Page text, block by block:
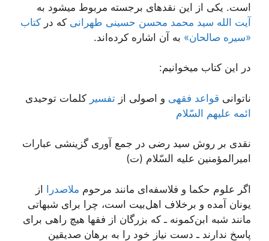
است. یکی از این نقدهای برجسته مربوط میشود به
آیت الله سید محمد محسن حسینی طهرانی که در کتاب
«سیره صالحان» به آن اشاره کرده‌اند.
در این کتاب میخوانیم:
ناتوانی قواعد فقهی و اصولی از تفسیر کلمات توحیدی
ائمه علیهم السّلام
نقدی بر روش سید رضی در جمع آوری گزینشی عبارات
امیرالمؤمنین علیه السّلام (ت)
اگر علوم حکما و فلاسفه‌ای مانند مرحوم ملاصدرا از
یونان آمده و برخلاف اهل‌بیت است، چرا برای شبهاتی
مانند شبه ابن‌کمونه ـ که بزرگان از فقها هیچ راهی برای
پاسخ ندارند ـ دست نیاز خود را به برهان صدیقین